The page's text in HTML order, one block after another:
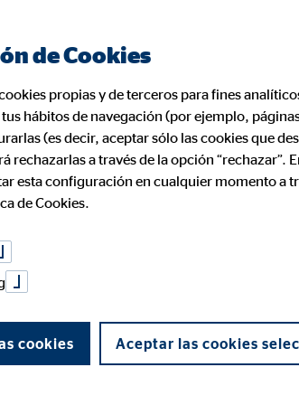
Aviso legal
de Cookies
propias y de terceros para fines
hábitos de navegación (por ejemplo,
(es decir, aceptar sólo las cookies que
rechazarlas a través de la opción
esta configuración en cualquier momento a
de Cookies.
cookies Aceptar las cookies